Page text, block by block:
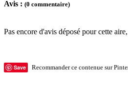
Avis : (0 commentaire)
Pas encore d'avis déposé pour cette
Save Recommander ce contenue sur